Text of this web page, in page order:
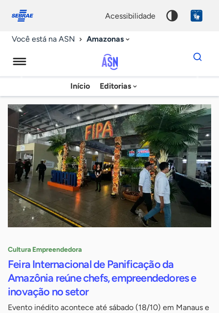
conosco
acessibilidade
Você está na ASN Amazonas
Agência
Sebrae
de
Notícias
Início Editorias
Dados
para
chave
Cultura Empreendedora
Feira Internacional de Panificação da
Amazônia reúne chefs, empreendedores e
inovação no setor
Evento inédito acontece até sábado (18/10) em Manaus e